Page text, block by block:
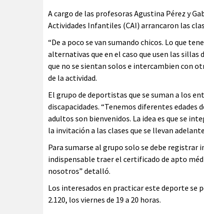
A cargo de las profesoras Agustina Pérez y
Actividades Infantiles (CAI) arrancaron las
“De a poco se van sumando chicos. Lo que
alternativas que en el caso que usen las sillas
que no se sientan solos e intercambien con
de la actividad.
El grupo de deportistas que se suman a los
discapacidades. “Tenemos diferentes edades
adultos son bienvenidos. La idea es que se
la invitación a las clases que se llevan
Para sumarse al grupo solo se debe registrar
indispensable traer el certificado de apto
nosotros” detalló.
Los interesados en practicar este deporte se
2.120, los viernes de 19 a 20 horas.